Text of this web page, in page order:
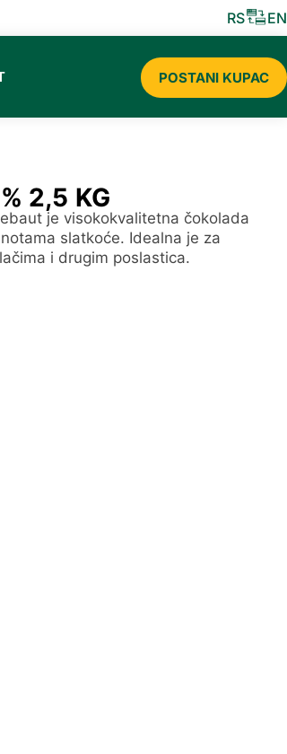
SLADOLEDA ZA 2026 RS EN
POSTANI KUPAC
2,5 KG
je visokokvalitetna čokolada
slatkoće. Idealna je za
i drugim poslastica.